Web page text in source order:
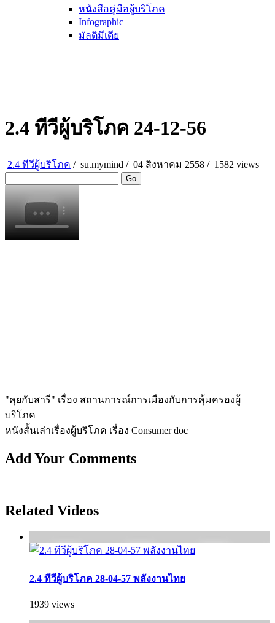
หนังสือคู่มือผู้บริโภค
Infographic
มัลติมีเดีย
2.4 ทีวีผู้บริโภค 24-12-56
2.4 ทีวีผู้บริโภค / su.mymind / 04 สิงหาคม 2558 / 1582 views
Go
"คุยกับสารี" เรื่อง สถานการณ์การเมืองกับการคุ้มครองผู้
บริโภค
หนังสั้นเล่าเรื่องผู้บริโภค เรื่อง Consumer doc
Add Your Comments
Related Videos
2.4 ทีวีผู้บริโภค 28-04-57 พลังงานไทย
1939 views